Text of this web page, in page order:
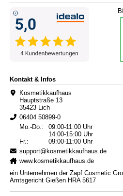
Kontakt & Infos
Kosmetikkaufhaus
Hauptstraße 13
35423 Lich
06404 50899-0
Mo.-Do.:
09:00-11:00 Uhr
14:00-15:00 Uhr
Fr.:
09:00-11:00 Uhr
support@kosmetikkaufhaus.de
www.kosmetikkaufhaus.de
ein Unternehmen der Zapf Cosmetic
Amtsgericht Gießen HRA 5617